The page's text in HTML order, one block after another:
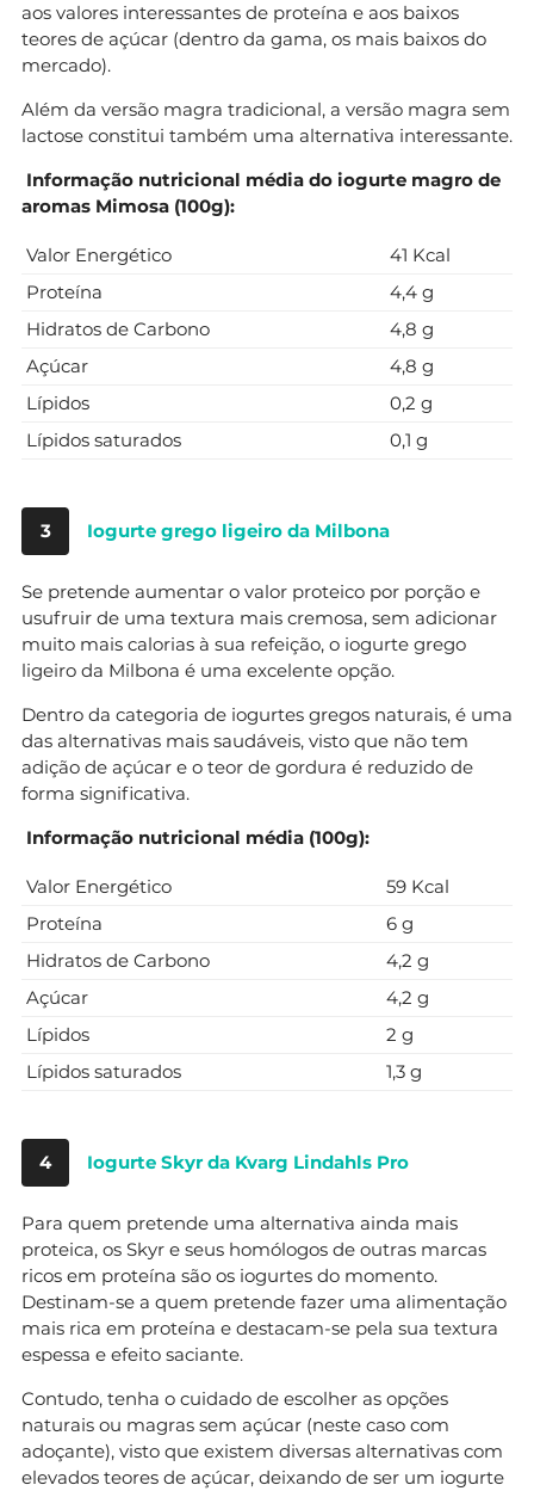
aos valores interessantes de proteína e aos baixos
teores de açúcar (dentro da gama, os mais baixos do
mercado).
Além da versão magra tradicional, a versão magra sem
lactose constitui também uma alternativa interessante.
Informação nutricional média do iogurte magro de
aromas Mimosa (100g):
Valor Energético
41 Kcal
Proteína
4,4 g
Hidratos de Carbono
4,8 g
Açúcar
4,8 g
Lípidos
0,2 g
Lípidos saturados
0,1 g
3 Iogurte grego ligeiro da Milbona
Se pretende aumentar o valor proteico por porção e
usufruir de uma textura mais cremosa, sem adicionar
muito mais calorias à sua refeição, o iogurte grego
ligeiro da Milbona é uma excelente opção.
Dentro da categoria de iogurtes gregos naturais, é uma
das alternativas mais saudáveis, visto que não tem
adição de açúcar e o teor de gordura é reduzido de
forma significativa.
Informação nutricional média (100g):
Valor Energético
59 Kcal
Proteína
6 g
Hidratos de Carbono
4,2 g
Açúcar
4,2 g
Lípidos
2 g
Lípidos saturados
1,3 g
4 Iogurte Skyr da Kvarg Lindahls Pro
Para quem pretende uma alternativa ainda mais
proteica, os Skyr e seus homólogos de outras marcas
ricos em proteína são os iogurtes do momento.
Destinam-se a quem pretende fazer uma alimentação
mais rica em proteína e destacam-se pela sua textura
espessa e efeito saciante.
Contudo, tenha o cuidado de escolher as opções
naturais ou magras sem açúcar (neste caso com
adoçante), visto que existem diversas alternativas com
elevados teores de açúcar, deixando de ser um iogurte